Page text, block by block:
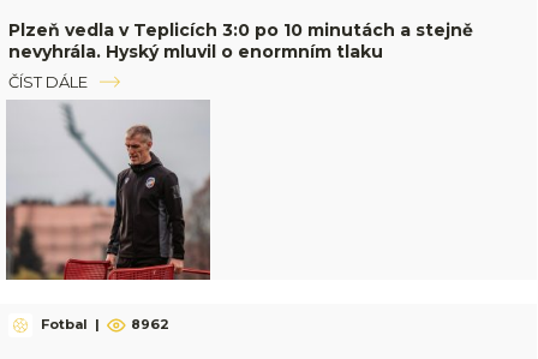
Plzeň vedla v Teplicích 3:0 po 10 minutách a stejně
nevyhrála. Hyský mluvil o enormním tlaku
ČÍST DÁLE
Fotbal | 8962